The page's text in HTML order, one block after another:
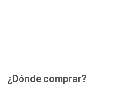
¿Dónde comprar?